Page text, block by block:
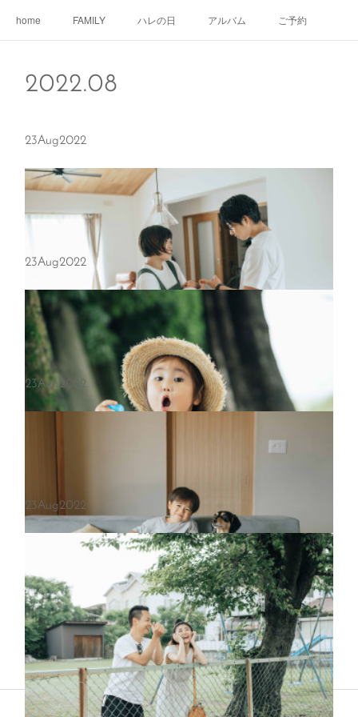
home FAMILY ハレの日 アルバム ご予約
2022.08
23Aug2022
新しいおうちで新生児さんと真っ白な生活
23Aug2022
お菓子食べて水遊びして３歳さんの休日
23Aug2022
家族みんなで賑やかに祝う妹ちゃんの誕生
23Aug2022
Copyright © 2026 sakuma haruka.